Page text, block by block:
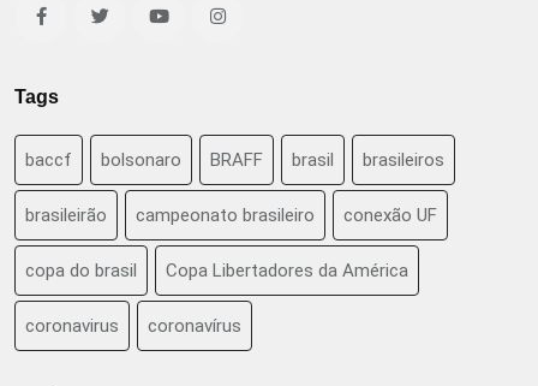
Tags
baccf bolsonaro BRAFF brasil brasileiros
brasileirão campeonato brasileiro conexão UF
copa do brasil Copa Libertadores da América
coronavirus coronavírus